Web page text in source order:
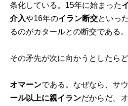
条化している。15年に始まった
介入や16年のイラン断交といっ
るのがカタールとの断交である。
その矛先が次に向かうとしたら
オマーンである。なぜなら、サ
ール以上に親イランだからだ。